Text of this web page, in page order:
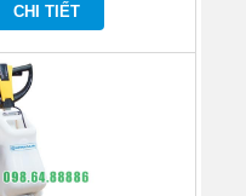
CHI TIẾT